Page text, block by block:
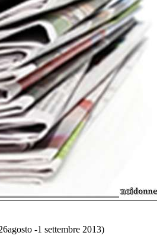
-1 settembre 2013)